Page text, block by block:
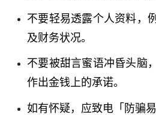
不要轻易透露个人资料，
及财务状况。
不要被甜言蜜语冲昏头脑
作出金钱上的承诺。
如有怀疑，应致电「防骗